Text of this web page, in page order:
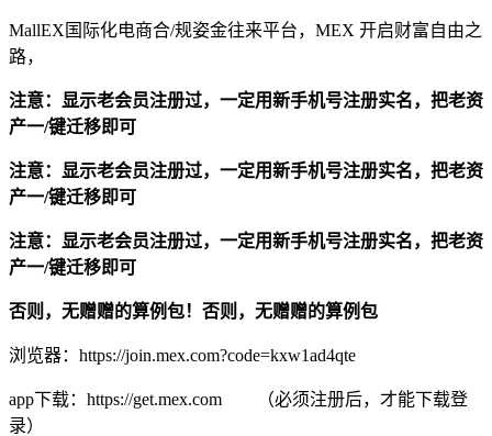
MallEX国际化电商合/规姿金往来平台，MEX 开启财富自由之
路，
注意：显示老会员注册过，一定用新手机号注册实名，把老资
产一/键迁移即可
注意：显示老会员注册过，一定用新手机号注册实名，把老资
产一/键迁移即可
注意：显示老会员注册过，一定用新手机号注册实名，把老资
产一/键迁移即可
否则，无赠赠的算例包！否则，无赠赠的算例包
浏览器：https://join.mex.com?code=kxw1ad4qte
app下载：https://get.mex.com （必须注册后，才能下载登
录）